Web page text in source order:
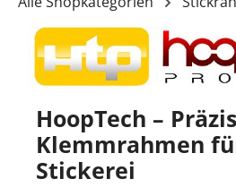
HoopTech –
Klemmrahmen
Stickerei